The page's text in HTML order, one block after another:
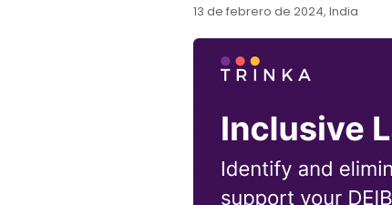
13 de febrero de 2024, India